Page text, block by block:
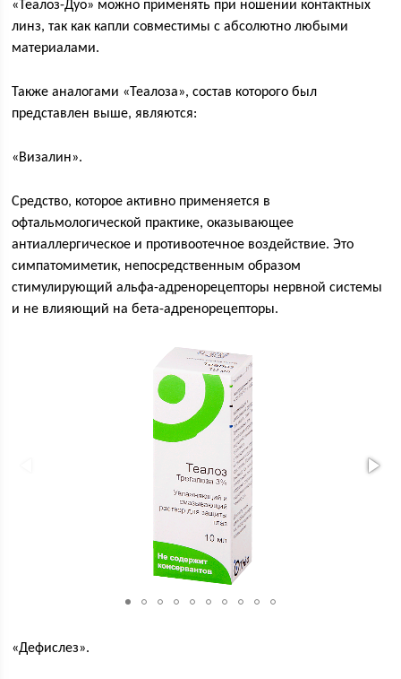
«Теалоз-Дуо» можно применять при ношении контактных
линз, так как капли совместимы с абсолютно любыми
материалами.
Также аналогами «Теалоза», состав которого был
представлен выше, являются:
«Визалин».
Средство, которое активно применяется в
офтальмологической практике, оказывающее
антиаллергическое и противоотечное воздействие. Это
симпатомиметик, непосредственным образом
стимулирующий альфа-адренорецепторы нервной системы
и не влияющий на бета-адренорецепторы.
«Дефислез».